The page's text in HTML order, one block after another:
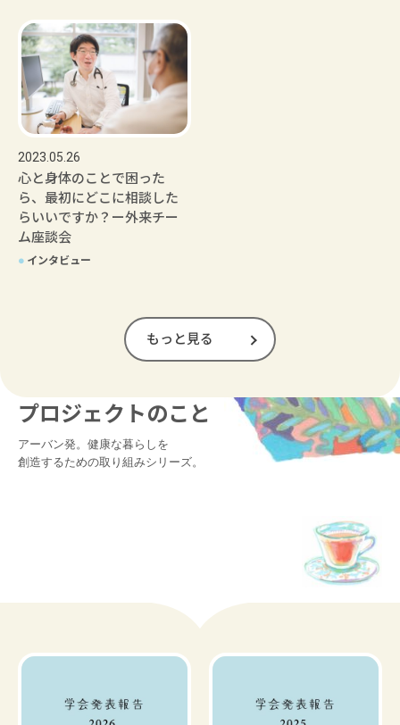
2023.05.26
心と身体のことで困った
ら、最初にどこに相談した
らいいですか？ー外来チー
ム座談会
● インタビュー
もっと見る
プロジェクトのこと
アーバン発。健康な暮らしを
創造するための取り組みシリーズ。